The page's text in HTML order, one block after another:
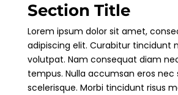
Section Title
Lorem ipsum dolor sit amet,
adipiscing elit. Curabitur tincidunt
volutpat. Nam consequat diam
tempus. Nulla accumsan eros
scelerisque. Morbi tincidunt risus